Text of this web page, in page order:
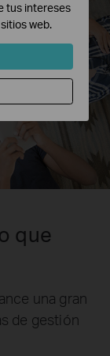
que
una gran
de gestión
tus intereses
web.